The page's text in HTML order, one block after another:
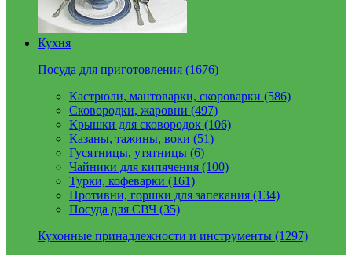
Кухня
Посуда для приготовления (1676)
Кастрюли, мантоварки, скороварки (586)
Сковородки, жаровни (497)
Крышки для сковородок (106)
Казаны, тажины, воки (51)
Гусятницы, утятницы (6)
Чайники для кипячения (100)
Турки, кофеварки (161)
Противни, горшки для запекания (134)
Посуда для СВЧ (35)
Кухонные принадлежности и инструменты (1297)